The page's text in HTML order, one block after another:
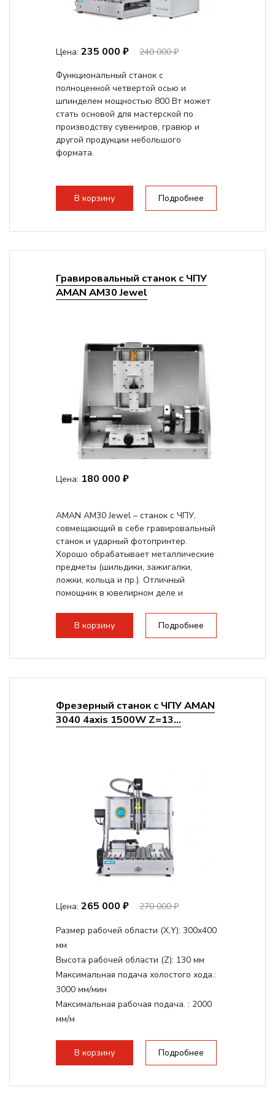
Цена: 235 000 ₽
240 000 ₽
Функциональный станок с
полноценной четвертой осью и
шпинделем мощностью 800 Вт может
стать основой для мастерской по
производству сувениров, гравюр и
другой продукции небольшого
формата.
В корзину Подробнее
Гравировальный станок с ЧПУ
AMAN AM30 Jewel
Цена: 180 000 ₽
AMAN AM30 Jewel – станок с ЧПУ,
совмещающий в себе гравировальный
станок и ударный фотопринтер.
Хорошо обрабатывает металлические
предметы (шильдики, зажигалки,
ложки, кольца и пр.). Отличный
помощник в ювелирном деле и
В корзину
Подробнее
Фрезерный станок с ЧПУ AMAN
3040 4axis 1500W Z=13...
Цена: 265 000 ₽ 270 000 ₽
Размер рабочей области (Х,Y): 300x400
мм
Высота рабочей области (Z): 130 мм
Максимальная подача холостого хода.:
3000 мм/мин
Максимальная рабочая подача. : 2000
мм/м
стандартно:Т-слот
Цанговый патрон:ER11
В корзину Подробнее